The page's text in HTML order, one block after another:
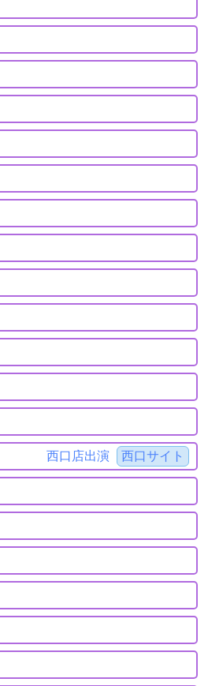
西口店出演 西口サイト